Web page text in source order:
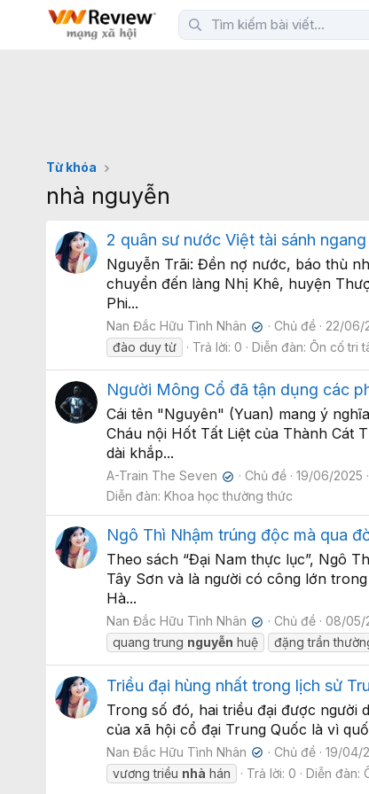
Từ khóa
nhà nguyễn
2 quân sư nước Việt tài sánh
Nguyễn Trãi: Đền nợ nước, báo thù
chuyển đến làng Nhị Khê, huyện
Phi...
Nan Đắc Hữu Tình Nhân ✔ Chủ đề 22/06/
đào duy từ
Trả lời: 0 Diễn đàn: Ôn cố tri
Người Mông Cổ đã tận dụng các
Cái tên "Nguyên" (Yuan) mang ý
Cháu nội Hốt Tất Liệt của Thành Cát
dài khắp...
A-Train The Seven ✔ Chủ đề 19/06/2025
Diễn đàn: Khoa học thường thức
Ngô Thì Nhậm trúng độc mà qua
Theo sách “Đại Nam thực lục”, Ngô
Tây Sơn và là người có công lớn
Hà...
Nan Đắc Hữu Tình Nhân ✔ Chủ đề 08/05/
quang trung nguyễn huệ đặng trần
Triều đại hùng nhất trong lịch sử
Trong số đó, hai triều đại được người
của xã hội cổ đại Trung Quốc là vì
Nan Đắc Hữu Tình Nhân ✔ Chủ đề 19/04/
vương triều nhà hán Trả lời: 0 Diễn đàn: